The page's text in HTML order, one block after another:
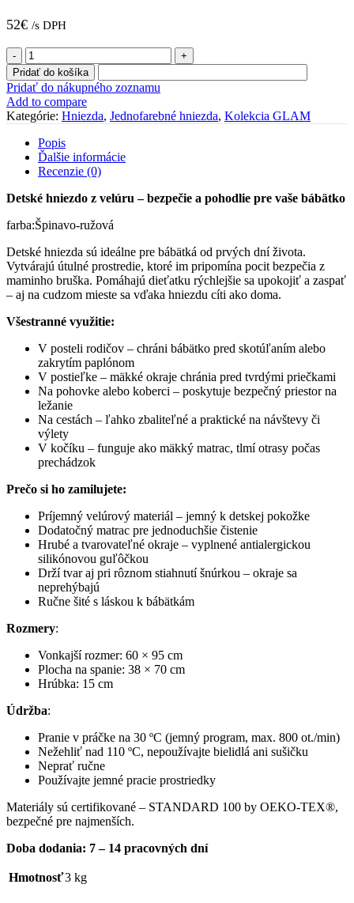
52€ /s DPH
množstvo
Hniezdo
GLAM
bez
volánov
Špinavo-
ružové
Pridať do košíka
Pridať do nákupného zoznamu
Add to compare
Kategórie: Hniezda, Jednofarebné hniezda, Kolekcia GLAM
Popis
Ďalšie informácie
Recenzie (0)
Detské hniezdo z velúru – bezpečie a pohodlie pre vaše bábätko
farba:Špinavo-ružová
Detské hniezda sú ideálne pre bábätká od prvých dní života.
Vytvárajú útulné prostredie, ktoré im pripomína pocit bezpečia z
maminho bruška. Pomáhajú dieťatku rýchlejšie sa upokojiť a zaspať
– aj na cudzom mieste sa vďaka hniezdu cíti ako doma.
Všestranné využitie:
V posteli rodičov – chráni bábätko pred skotúľaním alebo
zakrytím paplónom
V postieľke – mäkké okraje chránia pred tvrdými priečkami
Na pohovke alebo koberci – poskytuje bezpečný priestor na
ležanie
Na cestách – ľahko zbaliteľné a praktické na návštevy či
výlety
V kočíku – funguje ako mäkký matrac, tlmí otrasy počas
prechádzok
Prečo si ho zamilujete:
Príjemný velúrový materiál – jemný k detskej pokožke
Dodatočný matrac pre jednoduchšie čistenie
Hrubé a tvarovateľné okraje – vyplnené antialergickou
silikónovou guľôčkou
Drží tvar aj pri rôznom stiahnutí šnúrkou – okraje sa
neprehýbajú
Ručne šité s láskou k bábätkám
Rozmery:
Vonkajší rozmer: 60 × 95 cm
Plocha na spanie: 38 × 70 cm
Hrúbka: 15 cm
Údržba:
Pranie v práčke na 30 ºC (jemný program, max. 800 ot./min)
Nežehliť nad 110 ºC, nepoužívajte bielidlá ani sušičku
Neprať ručne
Používajte jemné pracie prostriedky
Materiály sú certifikované – STANDARD 100 by OEKO-TEX®,
bezpečné pre najmenších.
Doba dodania: 7 – 14 pracovných dní
Hmotnosť3 kg